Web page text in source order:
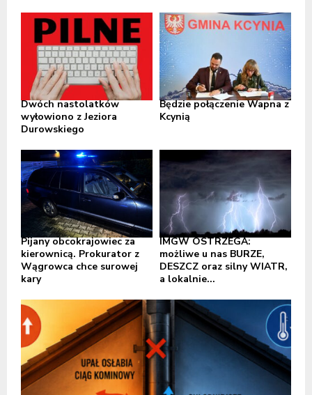
Dwóch nastolatków
wyłowiono z Jeziora
Durowskiego
Będzie połączenie Wapna z
Kcynią
Pijany obcokrajowiec za
kierownicą. Prokurator z
Wągrowca chce surowej
kary
IMGW OSTRZEGA:
możliwe u nas BURZE,
DESZCZ oraz silny WIATR,
a lokalnie...